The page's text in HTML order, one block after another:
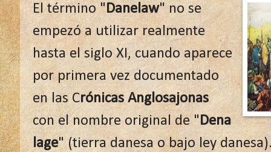
El término "Danelaw" no se
empezó a utilizar realmente
hasta el siglo XI, cuando aparece
por primera vez documentado
en las Crónicas Anglosajonas
con el nombre original de "Dena
lage" (tierra danesa o bajo ley